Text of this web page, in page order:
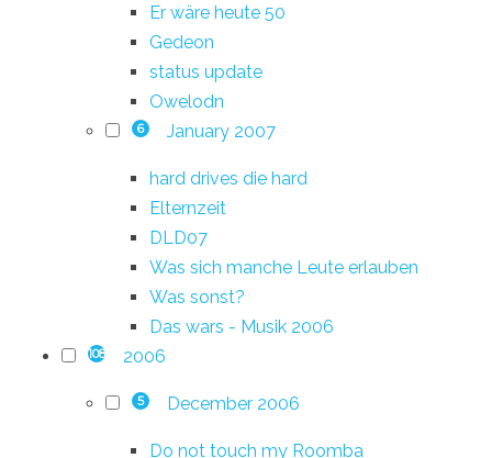
Er wäre heute 50
Gedeon
status update
Owelodn
6 January 2007
hard drives die hard
Elternzeit
DLD07
Was sich manche Leute erlauben
Was sonst?
Das wars - Musik 2006
108 2006
5 December 2006
Do not touch my Roomba